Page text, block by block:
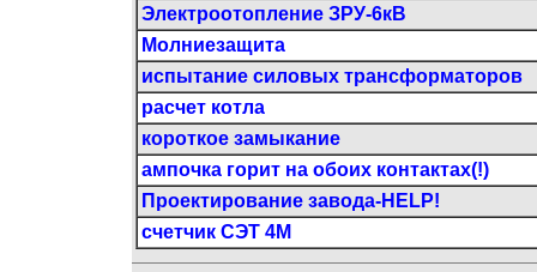
Электроотопление ЗРУ-6кВ
Молниезащита
испытание силовых трансформаторов
расчет котла
короткое замыкание
ампочка горит на обоих контактах(!)
Проектирование завода-HELP!
счетчик СЭТ 4М